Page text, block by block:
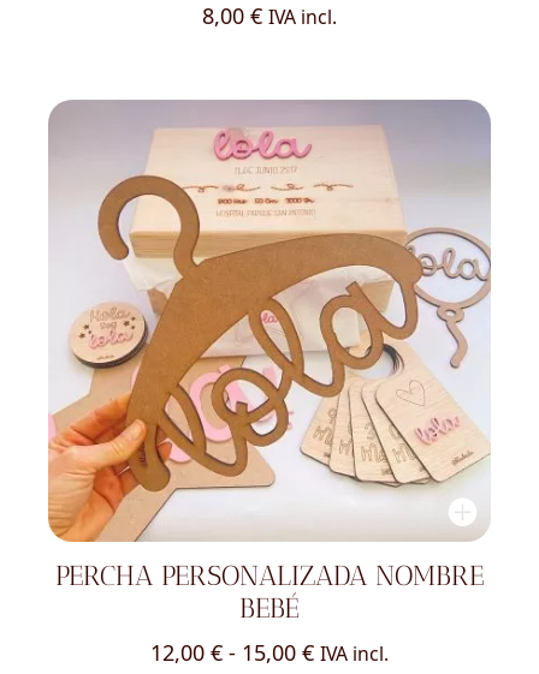
8,00 € IVA incl.
PERCHA PERSONALIZADA NOMBRE
BEBÉ
12,00 € - 15,00 €Rango
IVA incl.